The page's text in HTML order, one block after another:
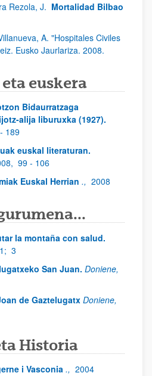
Rezola, J. Mortalidad Bilbao
A. "Hospitales Civiles
Eusko Jaurlariza. 2008.
euskera
Bidaurratzaga
alija liburuxka (1927).
189
euskal literaturan.
99 - 106
Euskal Herrian ., 2008
la montaña con salud.
3
San Juan. Doniene,
de Gaztelugatx Doniene,
Historia
i Vasconia ., 2004